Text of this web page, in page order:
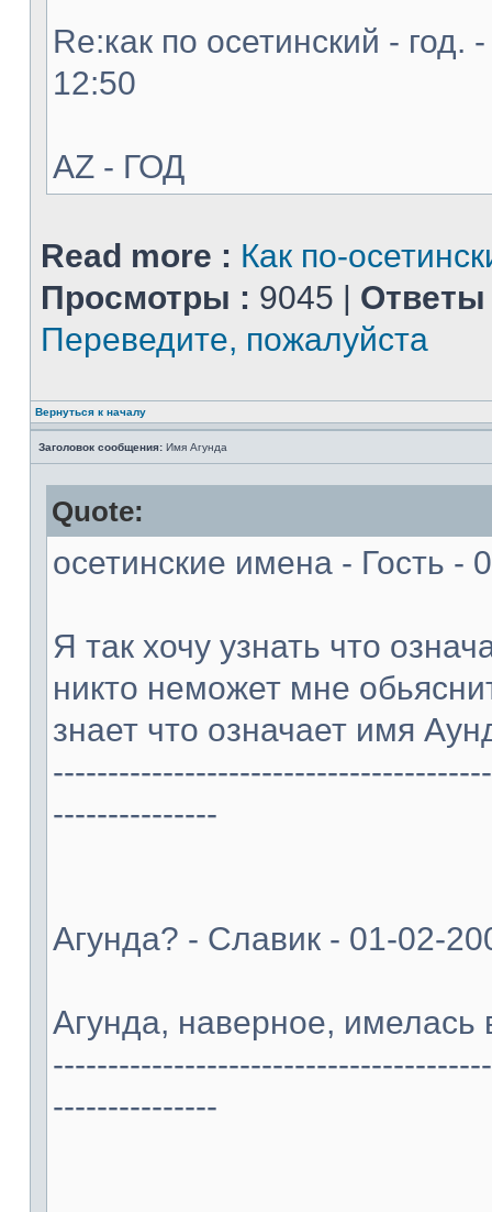
Re:как по осетинский - год.
12:50
AZ - ГОД
Read more : Как по-
Просмотры : 9045 | Ответы
Переведите, пожалуйста
Вернуться к началу
Заголовок сообщения: Имя Агунда
Quote:
осетинские имена - Гость -
Я так хочу узнать что
никто неможет мне
знает что означает имя
---------------
Агунда? - Славик - 01-02-
Агунда, наверное, имелась
---------------